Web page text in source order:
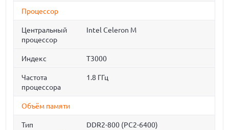
Процессор
Центральный
процессор
Intel Celeron M
Индекс T3000
Частота
процессора
1.8 ГГц
Объём памяти
Тип
DDR2-800 (PC2-6400)